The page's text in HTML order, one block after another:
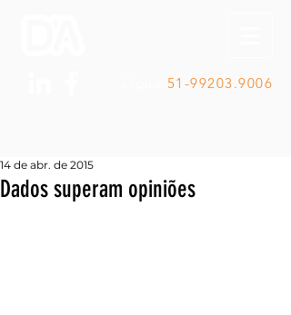
51-99203.9006
Dados superam opiniões
14 de abr. de 2015